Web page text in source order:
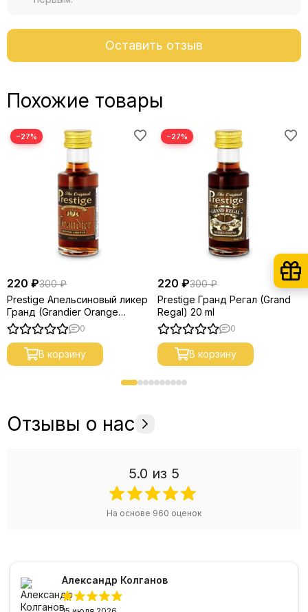
Оставить отзыв
Похожие товары
−27%
220 ₽300 ₽
Prestige Апельсиновый ликер
Гранд (Grandier Orange
Liqueur) 20 ml
0
В корзину
−27%
220 ₽300 ₽
Prestige Гранд Регал (Grand
Regal) 20 ml
0
В корзину
Отзывы о нас
5.0 из 5
На основе 960 оценок
Александр Колганов